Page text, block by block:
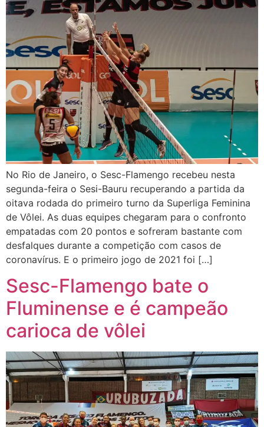
No Rio de Janeiro, o Sesc-Flamengo recebeu nesta
segunda-feira o Sesi-Bauru recuperando a partida da
oitava rodada do primeiro turno da Superliga Feminina
de Vôlei. As duas equipes chegaram para o confronto
empatadas com 20 pontos e sofreram bastante com
desfalques durante a competição com casos de
coronavírus. E o primeiro jogo de 2021 foi […]
Sesc-Flamengo bate o
Fluminense e é campeão
carioca de vôlei